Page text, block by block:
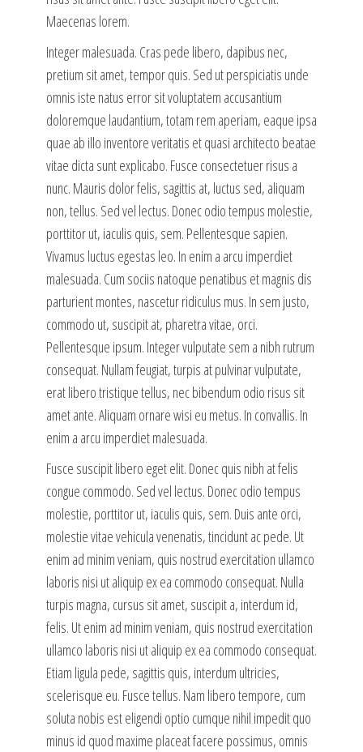
Maecenas lorem.
Integer malesuada. Cras pede libero, dapibus nec,
pretium sit amet, tempor quis. Sed ut perspiciatis unde
omnis iste natus error sit voluptatem accusantium
doloremque laudantium, totam rem aperiam, eaque ipsa
quae ab illo inventore veritatis et quasi architecto beatae
vitae dicta sunt explicabo. Fusce consectetuer risus a
nunc. Mauris dolor felis, sagittis at, luctus sed, aliquam
non, tellus. Sed vel lectus. Donec odio tempus molestie,
porttitor ut, iaculis quis, sem. Pellentesque sapien.
Vivamus luctus egestas leo. In enim a arcu imperdiet
malesuada. Cum sociis natoque penatibus et magnis dis
parturient montes, nascetur ridiculus mus. In sem justo,
commodo ut, suscipit at, pharetra vitae, orci.
Pellentesque ipsum. Integer vulputate sem a nibh rutrum
consequat. Nullam feugiat, turpis at pulvinar vulputate,
erat libero tristique tellus, nec bibendum odio risus sit
amet ante. Aliquam ornare wisi eu metus. In convallis. In
enim a arcu imperdiet malesuada.
Fusce suscipit libero eget elit. Donec quis nibh at felis
congue commodo. Sed vel lectus. Donec odio tempus
molestie, porttitor ut, iaculis quis, sem. Duis ante orci,
molestie vitae vehicula venenatis, tincidunt ac pede. Ut
enim ad minim veniam, quis nostrud exercitation ullamco
laboris nisi ut aliquip ex ea commodo consequat. Nulla
turpis magna, cursus sit amet, suscipit a, interdum id,
felis. Ut enim ad minim veniam, quis nostrud exercitation
ullamco laboris nisi ut aliquip ex ea commodo consequat.
Etiam ligula pede, sagittis quis, interdum ultricies,
scelerisque eu. Fusce tellus. Nam libero tempore, cum
soluta nobis est eligendi optio cumque nihil impedit quo
minus id quod maxime placeat facere possimus, omnis